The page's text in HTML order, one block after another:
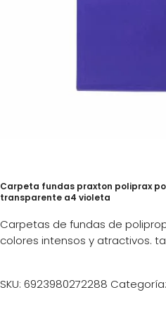
Carpeta fundas praxton poliprax
transparente a4 violeta
Carpetas de fundas de
colores intensos y atractivos.
SKU: 6923980272288 Categoría: